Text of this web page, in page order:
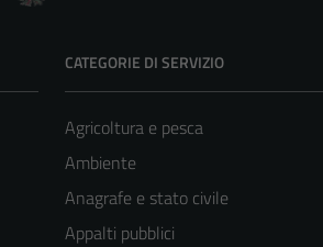
CATEGORIE DI SERVIZIO
Agricoltura e pesca
Ambiente
Anagrafe e stato civile
Appalti pubblici